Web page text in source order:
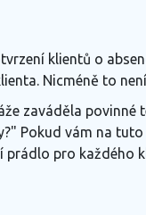
klientů o
Nicméně to
zaváděla povinné
Pokud vám na
prádlo pro každého